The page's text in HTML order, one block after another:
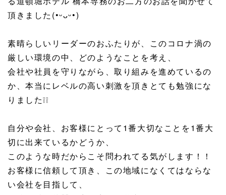
頂きました(•ᵕᴗᵕ•)
素晴らしいリーダーのおふたりが、このコロナ渦の
厳しい環境の中、どのようなことを考え、
会社や社員を守りながら、取り組みを進めているの
か、本当にレベルの高い刺激を頂きとても勉強にな
りました❕❕
自分や会社、お客様にとって1番大切なことを1番大
切に出来ているかどうか、
このような時だからこそ問われてる気がします！！
お客様に信頼して頂き、この地域になくてはならな
い会社を目指して、